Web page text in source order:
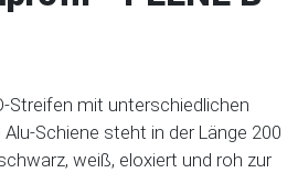
Streifen mit unterschiedlichen
Alu-Schiene steht in der Länge 200
weiß, eloxiert und roh zur